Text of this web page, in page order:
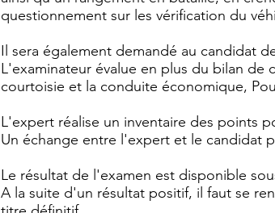
questionnement sur les vérification du
Il sera également demandé au candidat
L'examinateur évalue en plus du bilan
courtoisie et la conduite économique,
L'expert réalise un inventaire des points
Un échange entre l'expert et le candidat
Le résultat de l'examen est disponible
A la suite d'un résultat positif, il faut se